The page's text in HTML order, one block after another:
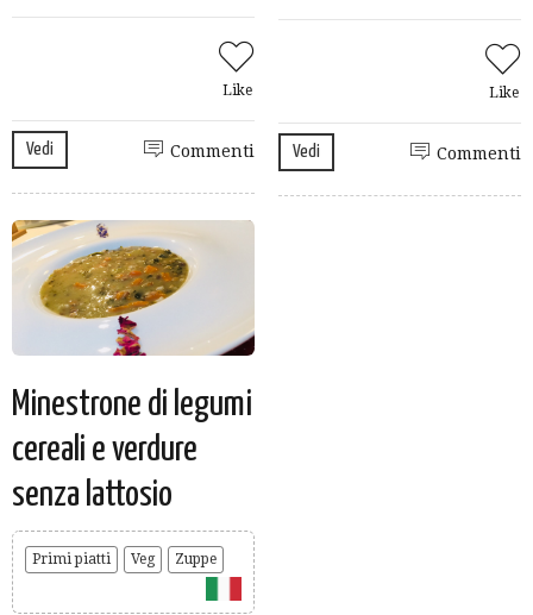
Like
Vedi Commenti
Like
Vedi Commenti
Minestrone di legumi
cereali e verdure
senza lattosio
Primi piatti Veg Zuppe